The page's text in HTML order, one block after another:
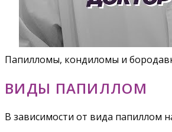
Папилломы, кондиломы и
ВИДЫ ПАПИЛЛОМ
В зависимости от вида папиллом